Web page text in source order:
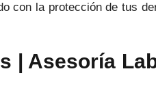
con la protección de tus
| Asesoría